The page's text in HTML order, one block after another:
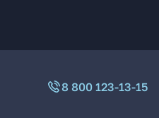
8 800 123-13-15